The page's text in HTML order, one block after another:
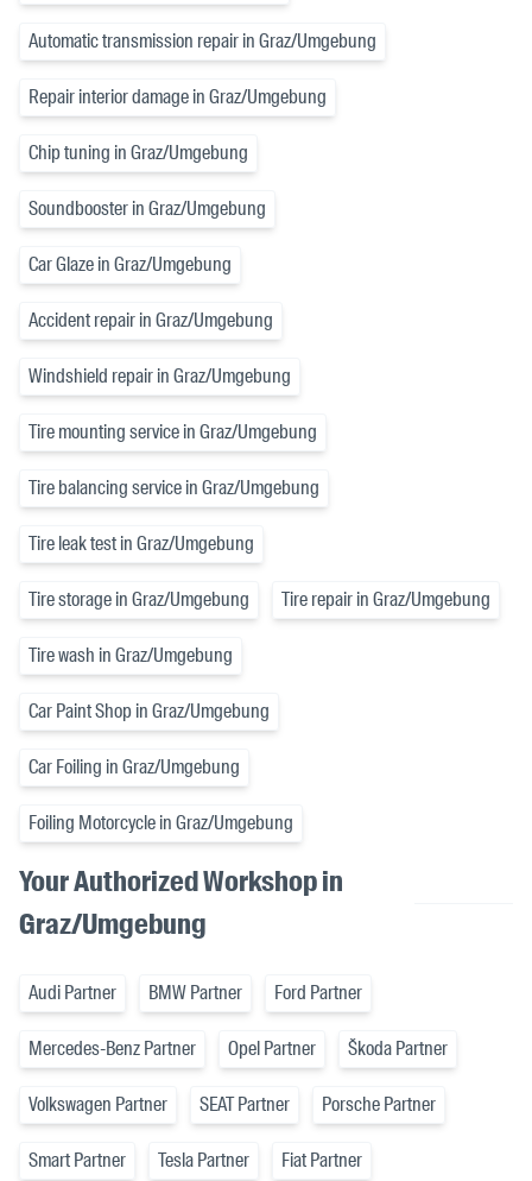
Automatic transmission repair in Graz/Umgebung
Repair interior damage in Graz/Umgebung
Chip tuning in Graz/Umgebung
Soundbooster in Graz/Umgebung
Car Glaze in Graz/Umgebung
Accident repair in Graz/Umgebung
Windshield repair in Graz/Umgebung
Tire mounting service in Graz/Umgebung
Tire balancing service in Graz/Umgebung
Tire leak test in Graz/Umgebung
Tire storage in Graz/Umgebung Tire repair in Graz/Umgebung
Tire wash in Graz/Umgebung
Car Paint Shop in Graz/Umgebung
Car Foiling in Graz/Umgebung
Foiling Motorcycle in Graz/Umgebung
Your Authorized Workshop in
Graz/Umgebung
Audi Partner BMW Partner Ford Partner
Mercedes-Benz Partner Opel Partner Škoda Partner
Volkswagen Partner SEAT Partner Porsche Partner
Smart Partner Tesla Partner Fiat Partner